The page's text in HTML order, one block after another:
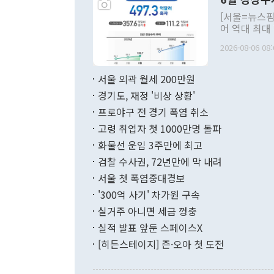
관의 대북
관 부처 장
관의 무리한
다. [정동영 통일부 장관이 지난달 23일 오후 서울 종로구 정부서울청사에
무너졌다고
함께 4자 대
"우리의 선
관은 업무
[서울=뉴스
어 역대 최
료=한국은행] 한국은행이 6일 발표한 '2026년 6월 국제수지(잠정)'
며 월간 기
196.9% 급
수출은
기록했지만
로 전환됐다.
2026-08-06
서울 외곽 월세 200만원
경기도, 재정 '비상 상황'
프로야구 전 경기 폭염 취소
고령 취업자 첫 1000만명 돌파
화물선 운임 3주만에 최고
검찰 수사권, 72년만에 막 내려
서울 첫 폭염중대경보
'300억 사기' 차가원 구속
실거주 아니면 세금 껑충
실적 발표 앞둔 스페이스X
[히든스테이지] 즌·오아 첫 도전